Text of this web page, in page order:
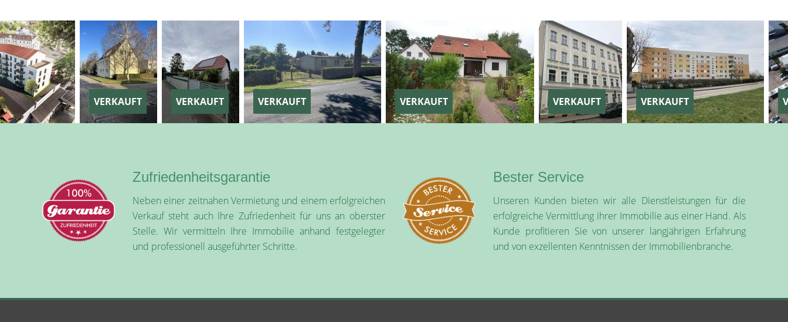
VERKAUFT VERKAUFT VERKAUFT VERKAUFT VERKAUFT VERKAUFT
Zufriedenheitsgarantie
Neben einer zeitnahen Vermietung und einem erfolgreichen
Verkauf steht auch Ihre Zufriedenheit für uns an oberster
Stelle. Wir vermitteln Ihre Immobilie anhand festgelegter
und professionell ausgeführter Schritte.
Bester Service
Unseren Kunden bieten wir alle Dienstleistungen für die
erfolgreiche Vermittlung ihrer Immobilie aus einer Hand. Als
Kunde profitieren Sie von unserer langjährigen Erfahrung
und von exzellenten Kenntnissen der Immobilienbranche.